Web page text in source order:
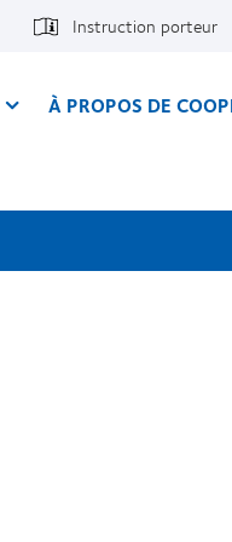
Instruction porteur
À PROPOS DE